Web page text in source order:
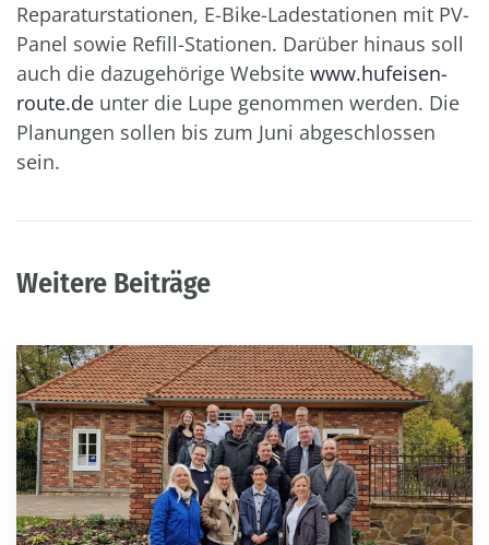
Reparaturstationen, E-Bike-Ladestationen mit PV-
Panel sowie Refill-Stationen. Darüber hinaus soll
auch die dazugehörige Website www.hufeisen-
route.de unter die Lupe genommen werden. Die
Planungen sollen bis zum Juni abgeschlossen
sein.
Weitere Beiträge